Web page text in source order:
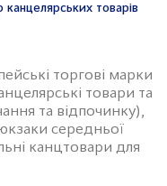
товарів
торгові марки
товари та
та відпочинку),
середньої
канцтовари для